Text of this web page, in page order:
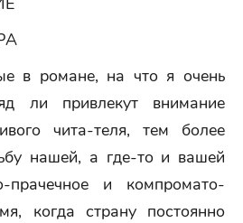
в романе, на что я очень
ли привлекут внимание
чита-теля, тем более
нашей, а где-то и вашей
и компромато-
когда страну постоянно